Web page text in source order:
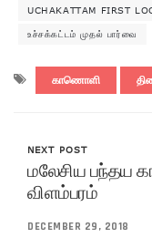
UCHAKATTAM FIRST
உச்சக்கட்டம் முதல் பார்வை
காணொளி
NEXT POST
மலேசிய பந்தய
விளம்பரம்
DECEMBER 29, 2018